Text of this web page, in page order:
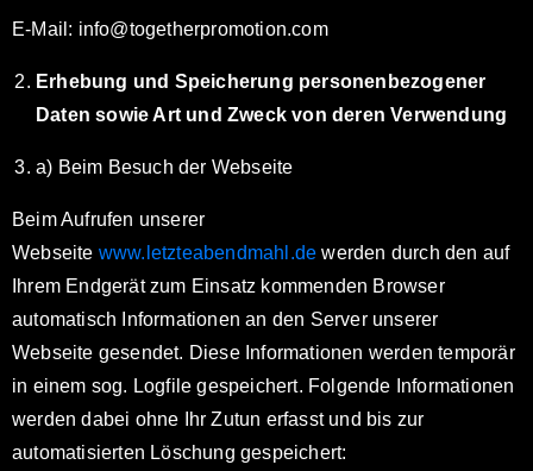
E-Mail: info@togetherpromotion.com
Erhebung und Speicherung personenbezogener
Daten sowie Art und Zweck von deren Verwendung
a) Beim Besuch der Webseite
Beim Aufrufen unserer
Webseite www.letzteabendmahl.de werden durch den auf
Ihrem Endgerät zum Einsatz kommenden Browser
automatisch Informationen an den Server unserer
Webseite gesendet. Diese Informationen werden temporär
in einem sog. Logfile gespeichert. Folgende Informationen
werden dabei ohne Ihr Zutun erfasst und bis zur
automatisierten Löschung gespeichert: